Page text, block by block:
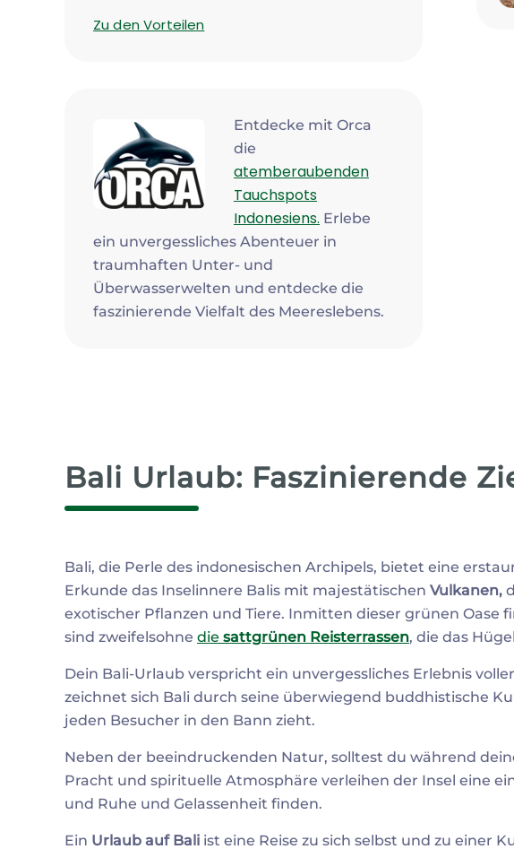
Zu den Vorteilen
Entdecke mit Orca
die
atemberaubenden
Tauchspots
Indonesiens. Erlebe
ein unvergessliches Abenteuer in
traumhaften Unter- und
Überwasserwelten und entdecke die
faszinierende Vielfalt des Meereslebens.
Bali Urlaub: Faszinierende
Bali, die Perle des indonesischen Archipels, bietet eine
Erkunde das Inselinnere Balis mit majestätischen Vulkanen,
exotischer Pflanzen und Tiere. Inmitten dieser grünen Oase
sind zweifelsohne die sattgrünen Reisterrassen, die das
Dein Bali-Urlaub verspricht ein unvergessliches Erlebnis
zeichnet sich Bali durch seine überwiegend buddhistische
jeden Besucher in den Bann zieht.
Neben der beeindruckenden Natur, solltest du während
Pracht und spirituelle Atmosphäre verleihen der Insel eine
und Ruhe und Gelassenheit finden.
Ein Urlaub auf Bali ist eine Reise zu sich selbst und zu einer